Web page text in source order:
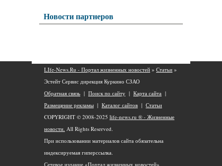
Новости партнеров
LIfe-News.Ru - Портал жизненных новостей » Статьи »
Эстейт Сервис дирекция Куркино СЗАО
Обратная связь | Поиск по сайту | Карта сайта |
Размещение рекламы | Каталог сайтов | Статьи
COPYRIGHT © 2008-2025 life-news.ru ® - Жизненные
новости. All Rights Reserved.
При использовании материалов сайта обязательна
индексируемая гиперссылка.
Сетевое издание «Портал жизненных новостей»